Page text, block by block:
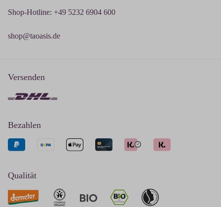
Shop-Hotline: +49 5232 6904 600
shop@taoasis.de
Versenden
Bezahlen
Qualität